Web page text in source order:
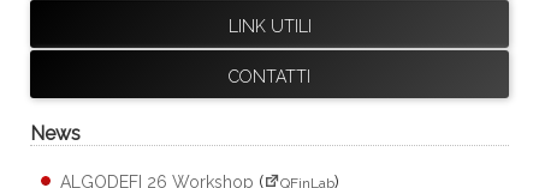
LINK UTILI
CONTATTI
News
ALGODEFI 26 Workshop ( QFinLab)